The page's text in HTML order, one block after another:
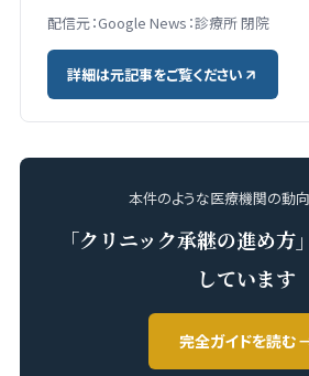
配信元：Google News：診療所 閉院
詳細は元記事をご覧ください
本件のような医療機関の動
「クリニック承継の進め方
しています
完全ガイドを読む